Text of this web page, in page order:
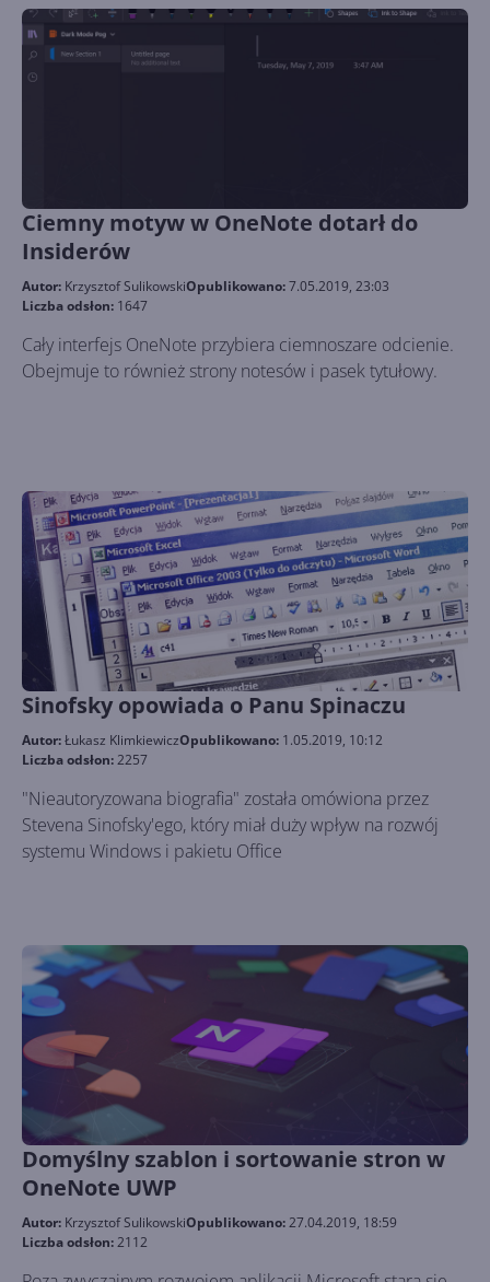
Ciemny motyw w OneNote dotarł do
Insiderów
Autor: Krzysztof SulikowskiOpublikowano:7.05.2019, 23:03
Liczba odsłon: 1647
Cały interfejs OneNote przybiera ciemnoszare odcienie.
Obejmuje to również strony notesów i pasek tytułowy.
Sinofsky opowiada o Panu Spinaczu
Autor:Łukasz KlimkiewiczOpublikowano: 1.05.2019, 10:12
Liczba odsłon:2257
"Nieautoryzowana biografia" została omówiona przez
Stevena Sinofsky'ego, który miał duży wpływ na rozwój
systemu Windows i pakietu Office
Domyślny szablon i sortowanie stron w
OneNote UWP
Autor: Krzysztof SulikowskiOpublikowano:27.04.2019, 18:59
Liczba odsłon:2112